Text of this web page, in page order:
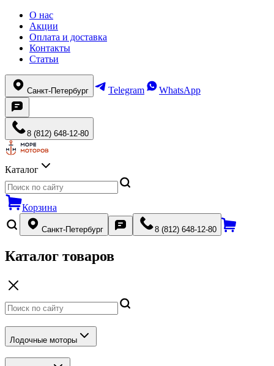
О нас
Акции
Оплата и доставка
Контакты
Статьи
Санкт-Петербург Telegram WhatsApp
8 (812) 648-12-80
Каталог
Корзина
Санкт-Петербург 8 (812) 648-12-80
Каталог товаров
Лодочные моторы